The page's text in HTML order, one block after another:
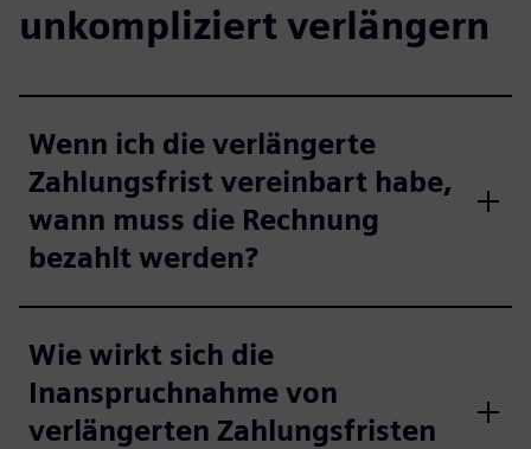
unkompliziert verlängern
Wenn ich die verlängerte
Zahlungsfrist vereinbart habe,
wann muss die Rechnung
bezahlt werden?
Wie wirkt sich die
Inanspruchnahme von
verlängerten Zahlungsfristen